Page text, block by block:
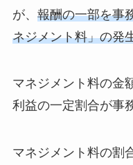
が、 報酬の一部を事
ネジメント料」の発
マネジメント料の金
利益の一定割合が事
マネジメント料の割